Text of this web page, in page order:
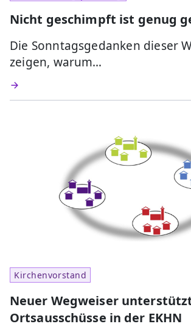
Nicht geschimpft ist genug
Die Sonntagsgedanken dieser
zeigen, warum…
Kirchenvorstand
Neuer Wegweiser
Ortsausschüsse in der EKHN